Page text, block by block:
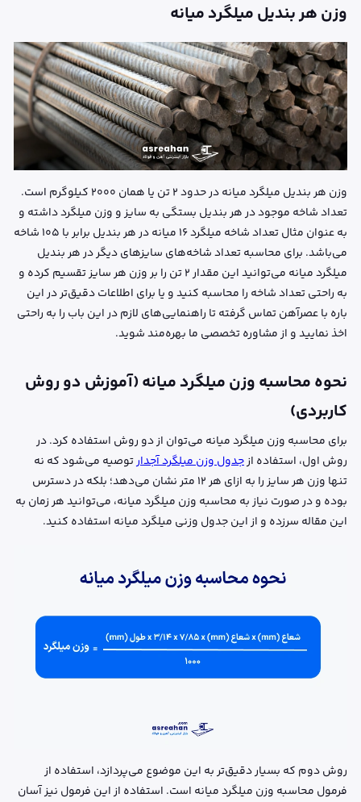
وزن هر بندیل میلگرد میانه
وزن هر بندیل میلگرد میانه در حدود ۲ تن یا همان ۲۰۰۰ کیلوگرم است.
تعداد شاخه موجود در هر بندیل بستگی به سایز و وزن میلگرد داشته و
به عنوان مثال تعداد شاخه میلگرد ۱۶ میانه در هر بندیل برابر با ۱۰۵ شاخه
می‌باشد. برای محاسبه تعداد شاخه‌های سایزهای دیگر در هر بندیل
میلگرد میانه می‌توانید این مقدار ۲ تن را بر وزن هر سایز تقسیم کرده و
به راحتی تعداد شاخه را محاسبه کنید و یا برای اطلاعات دقیق‌تر در این
باره با عصرآهن تماس گرفته تا راهنمایی‌های لازم در این باب را به راحتی
اخذ نمایید و از مشاوره تخصصی ما بهره‌مند شوید.
نحوه محاسبه وزن میلگرد میانه (آموزش دو روش
کاربردی)
برای محاسبه وزن میلگرد میانه می‌توان از دو روش استفاده کرد. در
روش اول، استفاده ازجدول وزن میلگرد آجدارتوصیه می‌شود که نه
تنها وزن هر سایز را به ازای هر 12 متر نشان می‌دهد؛ بلکه در دسترس
بوده و در صورت نیاز به محاسبه وزن میلگرد میانه، می‌توانید هر زمان به
این مقاله سرزده و از این جدول وزنی میلگرد میانه استفاده کنید.
روش دوم که بسیار دقیق‌تر به این موضوع می‌پردازد، استفاده از
فرمول محاسبه وزن میلگرد میانه است. استفاده از این فرمول نیز آسان